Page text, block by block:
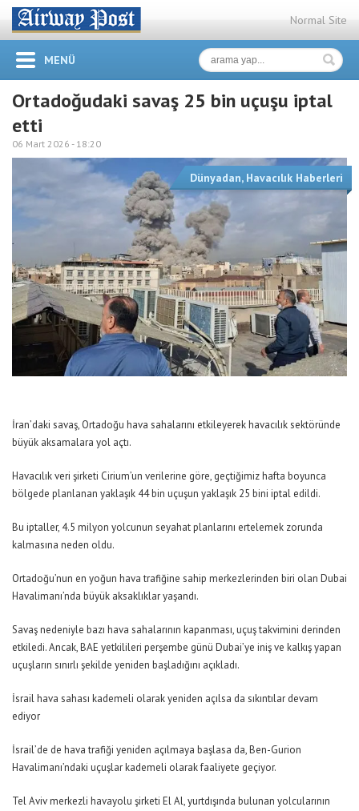
Normal Site
MENÜ
Ortadoğudaki savaş 25 bin uçuşu iptal
etti
06 Mart 2026 - 18:20
Dünyadan, Havacılık Haberleri
İran’daki savaş, Ortadoğu hava sahalarını etkileyerek havacılık sektöründe
büyük aksamalara yol açtı.
Havacılık veri şirketi Cirium’un verilerine göre, geçtiğimiz hafta boyunca
bölgede planlanan yaklaşık 44 bin uçuşun yaklaşık 25 bini iptal edildi.
Bu iptaller, 4.5 milyon yolcunun seyahat planlarını ertelemek zorunda
kalmasına neden oldu.
Ortadoğu’nun en yoğun hava trafiğine sahip merkezlerinden biri olan Dubai
Havalimanı’nda büyük aksaklıklar yaşandı.
Savaş nedeniyle bazı hava sahalarının kapanması, uçuş takvimini derinden
etkiledi. Ancak, BAE yetkilileri perşembe günü Dubai’ye iniş ve kalkış yapan
uçuşların sınırlı şekilde yeniden başladığını açıkladı.
İsrail hava sahası kademeli olarak yeniden açılsa da sıkıntılar devam
ediyor
İsrail’de de hava trafiği yeniden açılmaya başlasa da, Ben-Gurion
Havalimanı’ndaki uçuşlar kademeli olarak faaliyete geçiyor.
Tel Aviv merkezli havayolu şirketi El Al, yurtdışında bulunan yolcularının